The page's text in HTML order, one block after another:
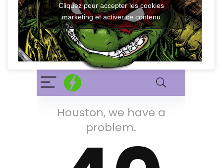
Cliquez pour accepter les cookies
marketing et activer ce contenu